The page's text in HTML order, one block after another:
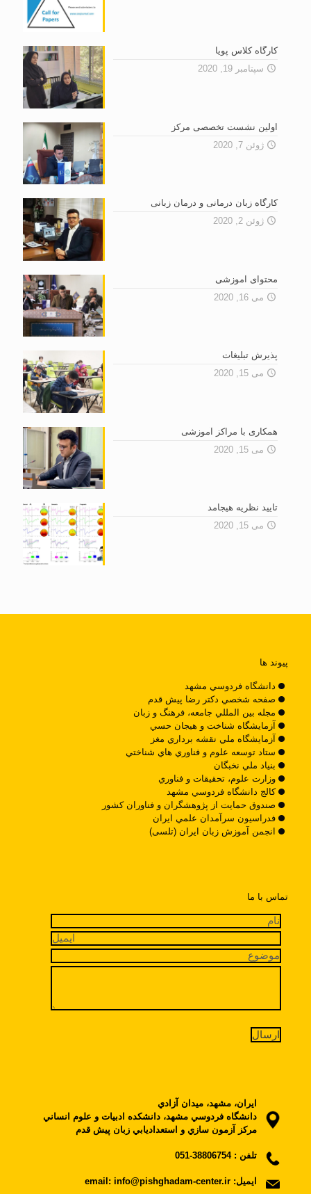
کارگاه کلاس پویا
سپتامبر 19, 2020
اولین نشست تخصصى مرکز
ژوئن 7, 2020
کارگاه زبان درمانی و درمان زبانی
ژوئن 2, 2020
محتوای آموزشی
می 16, 2020
پذیرش تبلیغات
می 15, 2020
همکاری با مراکز آموزشی
می 15, 2020
تایید نظریه هیجامد
می 15, 2020
پیوند ها
دانشگاه فردوسي مشهد
صفحه شخصي دکتر رضا پيش قدم
مجله بين المللي جامعه، فرهنگ و زبان
آزمايشگاه شناخت و هيجان حسي
آزمايشگاه ملي نقشه برداري مغز
ستاد توسعه علوم و فناوري هاي شناختي
بنياد ملي نخبگان
وزارت علوم، تحقيقات و فناوري
کالج دانشگاه فردوسي مشهد
صندوق حمايت از پژوهشگران و فناوران کشور
فدراسيون سرآمدان علمي ايران
انجمن آموزش زبان ایران (تلسی)
تماس با ما
ايران، مشهد، ميدان آزادي
دانشگاه فردوسي مشهد، دانشکده ادبيات و علوم انساني
مرکز آزمون سازي و استعداديابي زبان پيش قدم
تلفن :38806754-051
ایمیل: email: info@pishghadam-center.ir